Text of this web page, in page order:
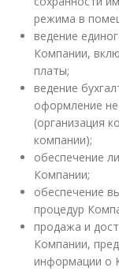
режима в
ведение
Компании,
платы;
ведение
оформление
(организация
компании);
обеспечение
Компании;
обеспечение
процедур
продажа и
Компании,
информации о